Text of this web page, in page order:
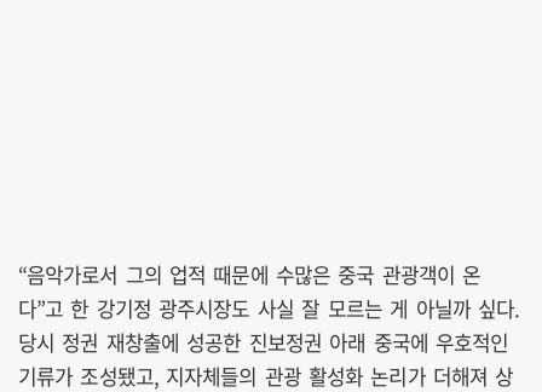
“음악가로서 그의 업적 때문에 수많은 중국 관광객이 온
다”고 한 강기정 광주시장도 사실 잘 모르는 게 아닐까 싶다.
당시 정권 재창출에 성공한 진보정권 아래 중국에 우호적인
기류가 조성됐고, 지자체들의 관광 활성화 논리가 더해져 상